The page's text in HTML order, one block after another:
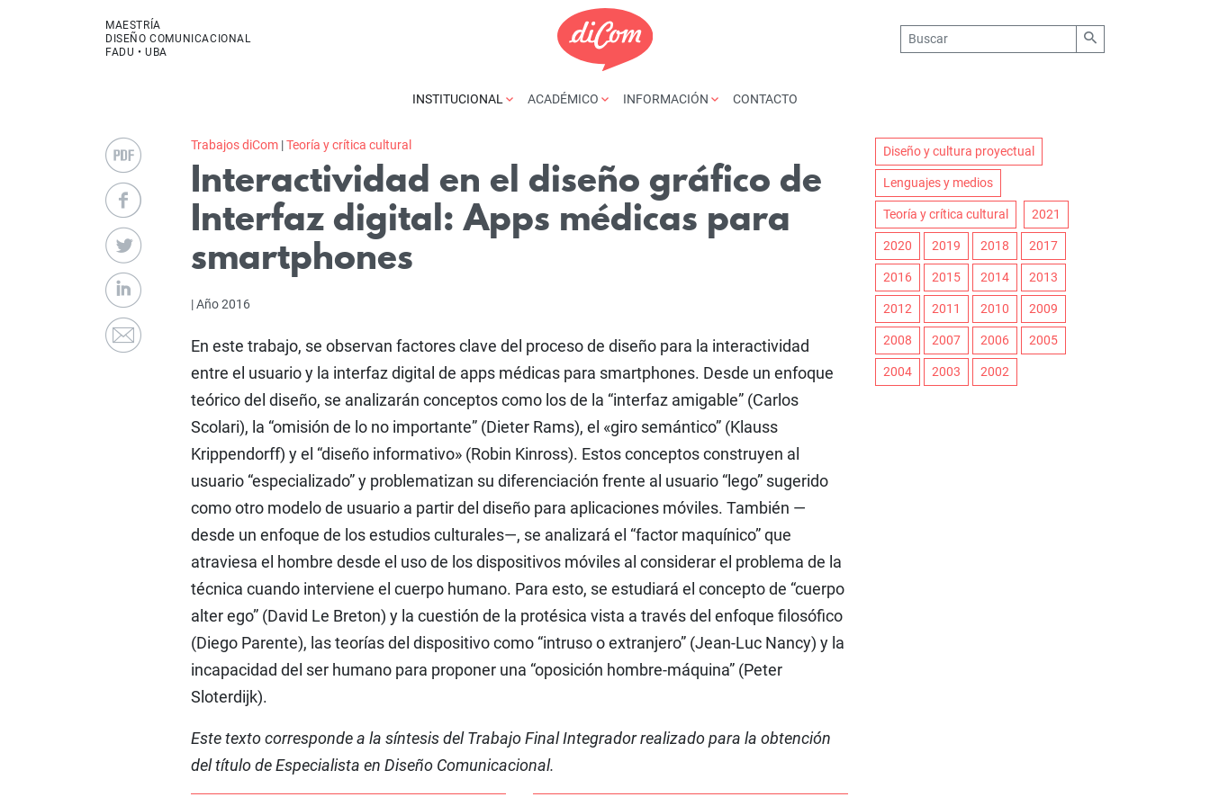
MAESTRÍA
DISEÑO COMUNICACIONAL
FADU • UBA
INSTITUCIONAL ACADÉMICO INFORMACIÓN CONTACTO
Trabajos diCom|Teoría y crítica cultural
Interactividad en el diseño gráfico de
Interfaz digital: Apps médicas para
smartphones
| Año 2016
En este trabajo, se observan factores clave del proceso de diseño para la interactividad
entre el usuario y la interfaz digital de apps médicas para smartphones. Desde un enfoque
teórico del diseño, se analizarán conceptos como los de la “interfaz amigable” (Carlos
Scolari), la “omisión de lo no importante” (Dieter Rams), el «giro semántico” (Klauss
Krippendorff) y el “diseño informativo» (Robin Kinross). Estos conceptos construyen al
usuario “especializado” y problematizan su diferenciación frente al usuario “lego” sugerido
como otro modelo de usuario a partir del diseño para aplicaciones móviles. También —
desde un enfoque de los estudios culturales—, se analizará el “factor maquínico” que
atraviesa el hombre desde el uso de los dispositivos móviles al considerar el problema de la
técnica cuando interviene el cuerpo humano. Para esto, se estudiará el concepto de “cuerpo
alter ego” (David Le Breton) y la cuestión de la protésica vista a través del enfoque filosófico
(Diego Parente), las teorías del dispositivo como “intruso o extranjero” (Jean-Luc Nancy) y la
incapacidad del ser humano para proponer una “oposición hombre-máquina” (Peter
Sloterdijk).
Este texto corresponde a la síntesis del Trabajo Final Integrador realizado para la obtención
del título de Especialista en Diseño Comunicacional.
Diseño y cultura proyectual
Lenguajes y medios
Teoría y crítica cultural 2021
2020 2019 2018 2017
2016 2015 2014 2013
2012 2011 2010 2009
2008 2007 2006 2005
2004 2003 2002